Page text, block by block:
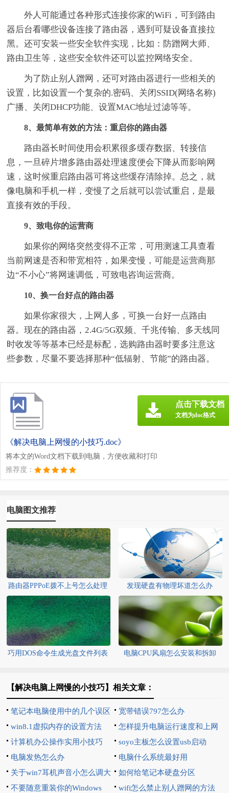
外人可能通过各种形式连接你家的WiFi，可到路由
器后台看哪些设备连接了路由器，遇到可疑设备直接拉
黑。还可安装一些安全软件实现，比如：防蹭网大师、
路由卫生等，这些安全软件还可以监控网络安全。
为了防止别人蹭网，还可对路由器进行一些相关的
设置，比如设置一个复杂的.密码、关闭SSID(网络名称)
广播、关闭DHCP功能、设置MAC地址过滤等等。
8、最简单有效的方法：重启你的路由器
路由器长时间使用会积累很多缓存数据、转接信
息，一旦碎片增多路由器处理速度便会下降从而影响网
速，这时候重启路由器可将这些缓存清除掉。总之，就
像电脑和手机一样，变慢了之后就可以尝试重启，是最
直接有效的手段。
9、致电你的运营商
如果你的网络突然变得不正常，可用测速工具查看
当前网速是否和带宽相符，如果变慢，可能是运营商那
边“不小心”将网速调低，可致电咨询运营商。
10、换一台好点的路由器
如果你家很大，上网人多，可换一台好一点路由
器。现在的路由器，2.4G/5G双频、千兆传输、多天线同
时收发等等基本已经是标配，选购路由器时要多注意这
些参数，尽量不要选择那种“低辐射、节能”的路由器。
《解决电脑上网慢的小技巧.doc》
将本文的Word文档下载到电脑，方便收藏和打印
推荐度：
点击下载文档
文档为doc格式
电脑图文推荐
路由器PPPoE拨不上号怎么处理 发现硬盘有物理坏道怎么办
巧用DOS命令生成光盘文件列表 电脑CPU风扇怎么安装和拆卸
【解决电脑上网慢的小技巧】相关文章：
笔记本电脑使用中的几个误区
宽带错误797怎么办
win8.1虚拟内存的设置方法
怎样提升电脑运行速度和上网
速度
计算机办公操作实用小技巧
soyo主板怎么设置usb启动
电脑发热怎么办
电脑什么系统最好用
关于win7耳机声音小怎么调大
如何给笔记本硬盘分区
不要随意重装你的Windows
wifi怎么禁止别人蹭网的方法